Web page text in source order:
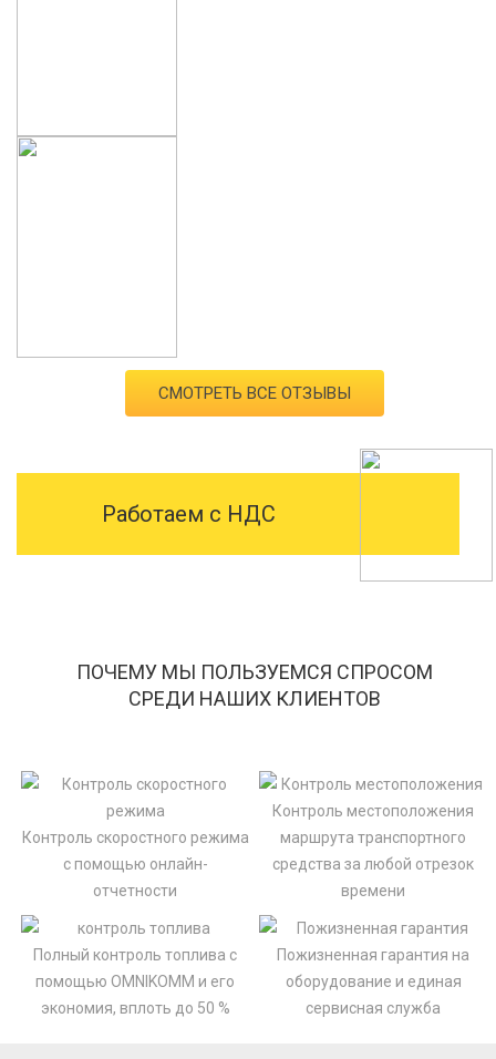
СМОТРЕТЬ ВСЕ ОТЗЫВЫ
Работаем с НДС
ПОЧЕМУ МЫ ПОЛЬЗУЕМСЯ СПРОСОМ
СРЕДИ НАШИХ КЛИЕНТОВ
Контроль скоростного режима
с помощью онлайн-
отчетности
Контроль местоположения
маршрута транспортного
средства за любой отрезок
времени
Полный контроль топлива с
помощью OMNIKOMM и его
экономия, вплоть до 50 %
Пожизненная гарантия на
оборудование и единая
сервисная служба